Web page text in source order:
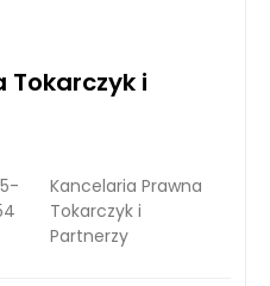
Tokarczyk i
Kancelaria Prawna
Tokarczyk i
Partnerzy